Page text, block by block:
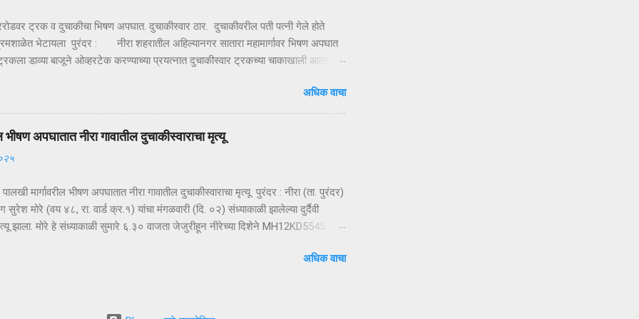
ट्रक व दुचाकीचा भिषण अपघात. दुचाकीस्वार ठार. दुचाकीवरील पती पत्नी गेले होते
भेटायला पुरंदर : नीरा शहरातील अहिल्यानगर सातारा महामार्गावर भिषण अपघात
डाव्या बाजूने ओव्हरटेक करण्याच्या प्रयत्नात दुचाकीस्वार ट्रकच्या चाकाखाली आला.
लोणंदकडे रवाना केले, मात्र उपचारापूर्वीच ते मृत पावले होते. अपघातात दुचाकीस्वार विजय
रा. बोपर्डी जिल्हा नागपूर हल्ली मुक्कामी वाई एम.आय.डी.सी. असे नाव आहे. आज
सायंकाळी ४.४५ वाजता अहिल्यानगर सातारा महामार्गावर मोरगाव किंवा बारामती दिशेने येणाऱ्या
एम.एच. २०- जी. सी. ७८११ या ट्रकाला हॉंडा शाईन क्रमांक एम.एच. ११- सी.झेड ३१०२
झाला आहे. दुचाकीवरील चालक विजय साखरे व मागे बसलेली महिला लता साखरे रस्त्याच्या
अधिक वाचा
अपघातात नीरा गावातील दुचाकीस्वाराचा मृत्यू
मार्गावरील भीषण अपघातात नीरा गावातील दुचाकीस्वाराचा मृत्यू पुरंदर : नीरा (ता. पुरंदर)
सुरेश मोरे (वय ४८, रा. वार्ड क्र.१) यांचा मंगळवारी (दि. ०२) संध्याकाळी झालेल्या दुर्दैवी
झाला. मोरे हे संध्याकाळी सुमारे ६.३० वाजता जेजुरीहून नीरेच्या दिशेने MH12KD5545
मार्गावरील गेट ओलांडल्यानंतर त्यांच्या दुचाकीचा अपघात झाला. अज्ञात वाहनाची धडक बसून
मदने यांनी तातडीने घटनास्थळी धाव घेत पाहणी केली. पुढील तपास नीरा पोलीस करीत आहेत.
अधिक वाचा